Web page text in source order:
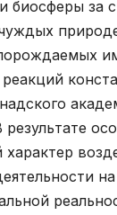
биосферы за
характер